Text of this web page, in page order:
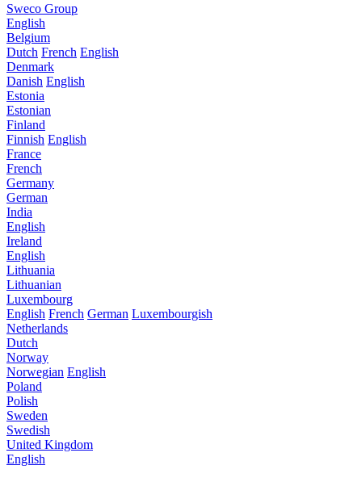
Sweco Group
English
Belgium
Dutch French English
Denmark
Danish English
Estonia
Estonian
Finland
Finnish English
France
French
Germany
German
India
English
Ireland
English
Lithuania
Lithuanian
Luxembourg
English French German Luxembourgish
Netherlands
Dutch
Norway
Norwegian English
Poland
Polish
Sweden
Swedish
United Kingdom
English